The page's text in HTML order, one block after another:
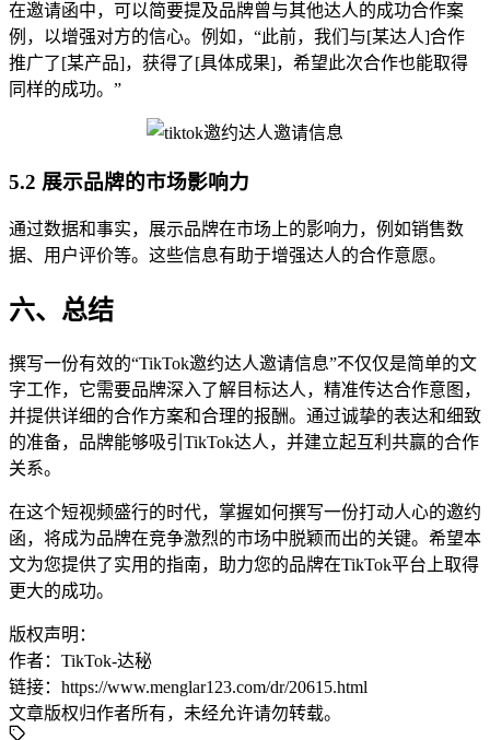
在邀请函中，可以简要提及品牌曾与其他达人的成功合作案
例，以增强对方的信心。例如，“此前，我们与[某达人]合作
推广了[某产品]，获得了[具体成果]，希望此次合作也能取得
同样的成功。”
5.2 展示品牌的市场影响力
通过数据和事实，展示品牌在市场上的影响力，例如销售数
据、用户评价等。这些信息有助于增强达人的合作意愿。
六、总结
撰写一份有效的“TikTok邀约达人邀请信息”不仅仅是简单的文
字工作，它需要品牌深入了解目标达人，精准传达合作意图，
并提供详细的合作方案和合理的报酬。通过诚挚的表达和细致
的准备，品牌能够吸引TikTok达人，并建立起互利共赢的合作
关系。
在这个短视频盛行的时代，掌握如何撰写一份打动人心的邀约
函，将成为品牌在竞争激烈的市场中脱颖而出的关键。希望本
文为您提供了实用的指南，助力您的品牌在TikTok平台上取得
更大的成功。
版权声明：
作者：TikTok-达秘
链接：https://www.menglar123.com/dr/20615.html
文章版权归作者所有，未经允许请勿转载。